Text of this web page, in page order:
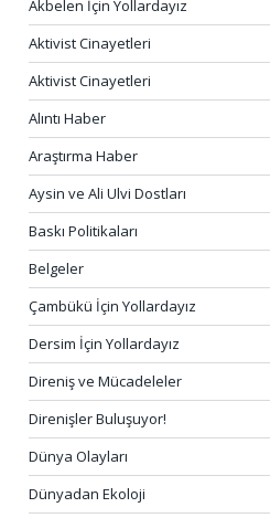
Akbelen İçin Yollardayız
Aktivist Cinayetleri
Aktivist Cinayetleri
Alıntı Haber
Araştırma Haber
Aysin ve Ali Ulvi Dostları
Baskı Politikaları
Belgeler
Çambükü İçin Yollardayız
Dersim İçin Yollardayız
Direniş ve Mücadeleler
Direnişler Buluşuyor!
Dünya Olayları
Dünyadan Ekoloji